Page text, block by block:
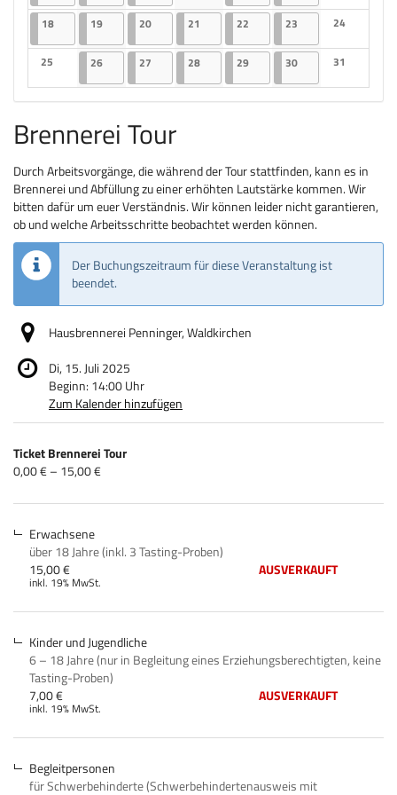
Keine Veranstaltungen Keine
1818.05.2026
2 Veranstaltungen
1919.05.2026
2 Veranstaltungen
2020.05.2026
2 Veranstaltungen
21 21.05.2026
2 Veranstaltungen
22 22.05.2026
2 Veranstaltungen
23 23.05.2026
2 Veranstaltungen
24
Keine
25
Keine Veranstaltungen
2626.05.2026
2 Veranstaltungen
27 27.05.2026
2 Veranstaltungen
2828.05.2026
2 Veranstaltungen
2929.05.2026
2 Veranstaltungen
3030.05.2026
2 Veranstaltungen
31
Keine
Brennerei Tour
Durch Arbeitsvorgänge, die während der Tour stattfinden, kann es in
Brennerei und Abfüllung zu einer erhöhten Lautstärke kommen. Wir
bitten dafür um euer Verständnis. Wir können leider nicht garantieren,
ob und welche Arbeitsschritte beobachtet werden können.
Der Buchungszeitraum für diese Veranstaltung ist
beendet.
Hausbrennerei Penninger, Waldkirchen
Di, 15. Juli 2025
Beginn: 14:00Uhr
Zum Kalender hinzufügen
Produkte
Unkategorisierte
Produkte
Ticket Brennerei Tour
von
bis
0,00 € – 15,00 €
Erwachsene
über 18 Jahre (inkl. 3 Tasting-Proben)
15,00 €
inkl. 19% MwSt.
AUSVERKAUFT
Kinder und Jugendliche
6 – 18 Jahre (nur in Begleitung eines Erziehungsberechtigten, keine
Tasting-Proben)
7,00 €
inkl. 19% MwSt.
AUSVERKAUFT
Begleitpersonen
für Schwerbehinderte (Schwerbehindertenausweis mit